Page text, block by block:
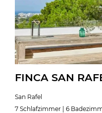
FINCA SAN
San Rafel
7 Schlafzimmer | 6